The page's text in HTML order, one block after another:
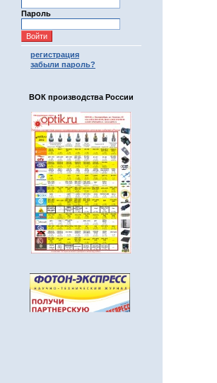
Пароль
регистрация
забыли пароль?
ВОК производства России